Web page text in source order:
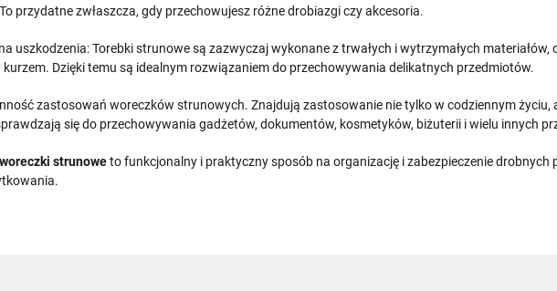
przydatne zwłaszcza, gdy przechowujesz różne drobiazgi czy akcesoria.
uszkodzenia: Torebki strunowe są zazwyczaj wykonane z trwałych i wytrzymałych
kurzem. Dzięki temu są idealnym rozwiązaniem do przechowywania delikatnych przedmiotów.
zastosowań woreczków strunowych. Znajdują zastosowanie nie tylko w codziennym życiu,
się do przechowywania gadżetów, dokumentów, kosmetyków, biżuterii i wielu innych
woreczki strunoweto funkcjonalny i praktyczny sposób na organizację i zabezpieczenie drobnych